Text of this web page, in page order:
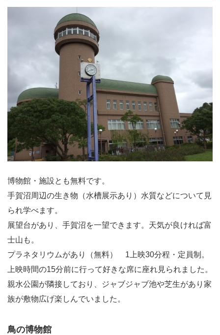
博物館・施設とも無料です。
手賀沼周辺の生き物（水槽展示あり）水質などについて見
られ学べます。
展望台があり、手賀沼を一望できます。天気が良ければ富
士山も。
プラネタリウムがあり（無料） 1上映30分程・定員制。
上映時間の15分前に行って好きな席に座れ見られました。
親水公園が隣接しており、ジャブジャブ池や芝生があり家
族が敷物広げ楽しんでいました。
鳥の博物館